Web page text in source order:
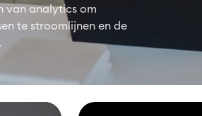
van analytics om
te stroomlijnen en de